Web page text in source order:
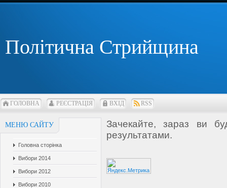
Політична Стрийщина
ГОЛОВНА РЕЄСТРАЦІЯ ВХІД RSS
МЕНЮ САЙТУ
Головна сторінка
Вибори 2014
Вибори 2012
Вибори 2010
Зачекайте, зараз ви
результатами.